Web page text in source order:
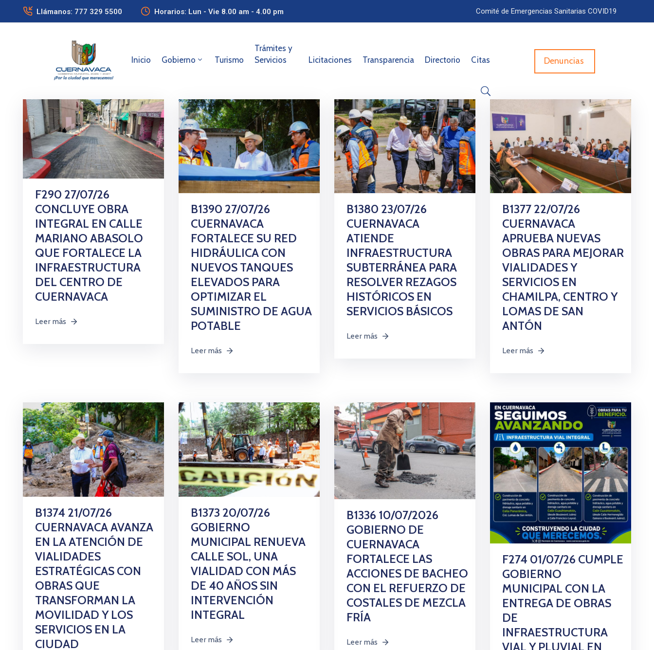
Llámanos: 777 329 5500 Horarios: Lun - Vie 8.00 am - 4.00 pm Comité de Emergencias Sanitarias COVID19
Inicio Gobierno Turismo
Trámites y
Servicios
Licitaciones Transparencia Directorio Citas Denuncias
F290 27/07/26
CONCLUYE OBRA
INTEGRAL EN CALLE
MARIANO ABASOLO
QUE FORTALECE LA
INFRAESTRUCTURA
DEL CENTRO DE
CUERNAVACA
Leer más
B1390 27/07/26
CUERNAVACA
FORTALECE SU RED
HIDRÁULICA CON
NUEVOS TANQUES
ELEVADOS PARA
OPTIMIZAR EL
SUMINISTRO DE AGUA
POTABLE
Leer más
B1380 23/07/26
CUERNAVACA
ATIENDE
INFRAESTRUCTURA
SUBTERRÁNEA PARA
RESOLVER REZAGOS
HISTÓRICOS EN
SERVICIOS BÁSICOS
Leer más
B1377 22/07/26
CUERNAVACA
APRUEBA NUEVAS
OBRAS PARA MEJORAR
VIALIDADES Y
SERVICIOS EN
CHAMILPA, CENTRO Y
LOMAS DE SAN
ANTÓN
Leer más
B1374 21/07/26
CUERNAVACA AVANZA
EN LA ATENCIÓN DE
VIALIDADES
ESTRATÉGICAS CON
OBRAS QUE
TRANSFORMAN LA
MOVILIDAD Y LOS
SERVICIOS EN LA
CIUDAD
B1373 20/07/26
GOBIERNO
MUNICIPAL RENUEVA
CALLE SOL, UNA
VIALIDAD CON MÁS
DE 40 AÑOS SIN
INTERVENCIÓN
INTEGRAL
Leer más
B1336 10/07/2026
GOBIERNO DE
CUERNAVACA
FORTALECE LAS
ACCIONES DE BACHEO
CON EL REFUERZO DE
COSTALES DE MEZCLA
FRÍA
Leer más
F274 01/07/26 CUMPLE
GOBIERNO
MUNICIPAL CON LA
ENTREGA DE OBRAS
DE
INFRAESTRUCTURA
VIAL Y PLUVIAL EN